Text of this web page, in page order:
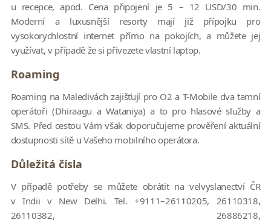
u recepce, apod. Cena připojení je 5 – 12 USD/30 min.
Moderní a luxusnější resorty mají již přípojku pro
vysokorychlostní internet přímo na pokojích, a můžete jej
využívat, v případě že si přivezete vlastní laptop.
Roaming
Roaming na Maledivách zajišťují pro O2 a T-Mobile dva tamní
operátoři (Dhiraagu a Wataniya) a to pro hlasové služby a
SMS. Před cestou Vám však doporučujeme prověření aktuální
dostupnosti sítě u Vašeho mobilního operátora.
Důležitá čísla
V případě potřeby se můžete obrátit na velvyslanectví ČR
v Indii v New Delhi. Tel. +9111–26110205, 26110318,
26110382, 26886218,